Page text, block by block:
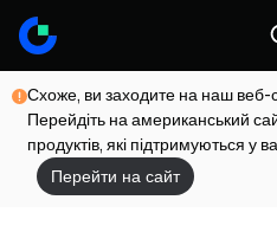
Схоже, ви заходите на наш веб-
Перейдіть на американський
продуктів, які підтримуються у
Перейти на сайт